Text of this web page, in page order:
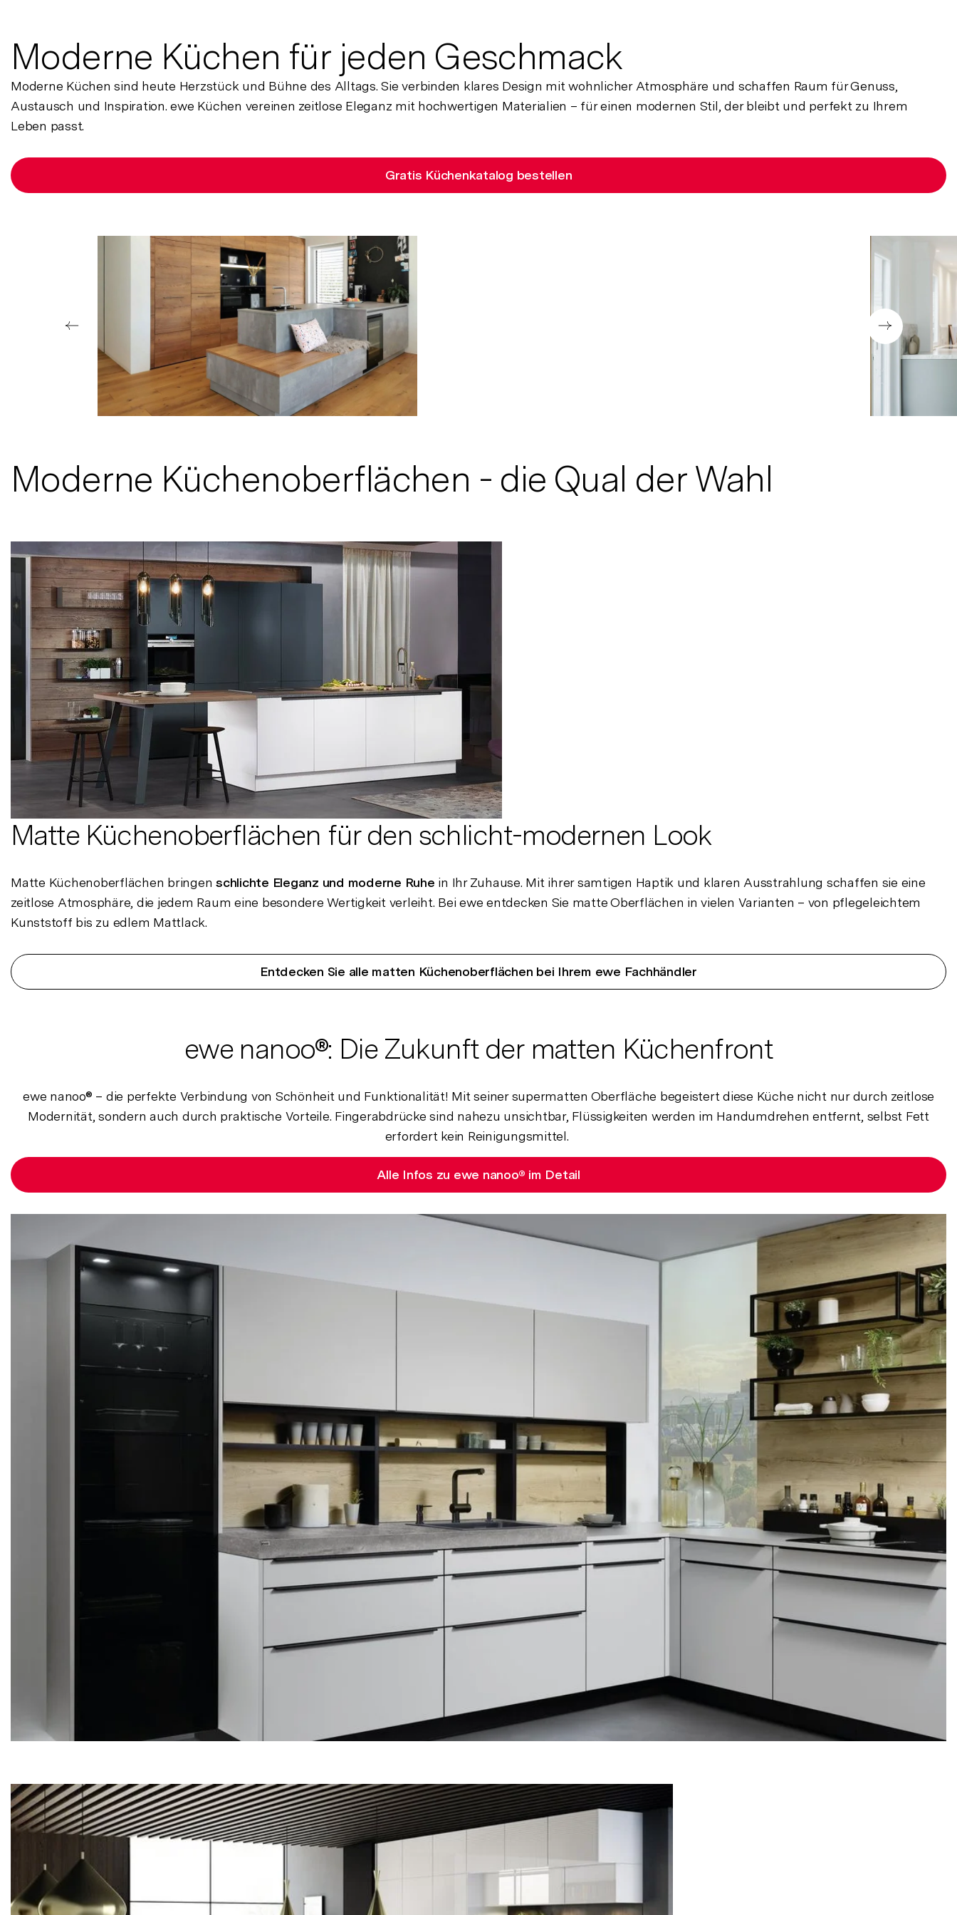
Moderne Küchen für jeden Geschmack
Moderne Küchen sind heute Herzstück und Bühne des Alltags. Sie verbinden klares Design mit wohnlicher Atmosphäre und schaffen Raum für Genuss,
Austausch und Inspiration. ewe Küchen vereinen zeitlose Eleganz mit hochwertigen Materialien – für einen modernen Stil, der bleibt und perfekt zu Ihrem
Leben passt.
Gratis Küchenkatalog bestellen
Moderne Küchenoberflächen - die Qual der Wahl
Matte Küchenoberflächen für den schlicht-modernen Look
Matte Küchenoberflächen bringen schlichte Eleganz und moderne Ruhe in Ihr Zuhause. Mit ihrer samtigen Haptik und klaren Ausstrahlung schaffen sie eine
zeitlose Atmosphäre, die jedem Raum eine besondere Wertigkeit verleiht. Bei ewe entdecken Sie matte Oberflächen in vielen Varianten – von pflegeleichtem
Kunststoff bis zu edlem Mattlack.
Entdecken Sie alle matten Küchenoberflächen bei Ihrem ewe Fachhändler
ewe nanoo®: Die Zukunft der matten Küchenfront
ewe nanoo® – die perfekte Verbindung von Schönheit und Funktionalität! Mit seiner supermatten Oberfläche begeistert diese Küche nicht nur durch zeitlose
Modernität, sondern auch durch praktische Vorteile. Fingerabdrücke sind nahezu unsichtbar, Flüssigkeiten werden im Handumdrehen entfernt, selbst Fett
erfordert kein Reinigungsmittel.
Alle Infos zu ewe nanoo® im Detail